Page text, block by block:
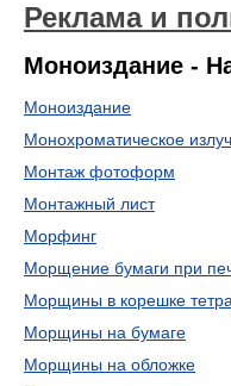
Реклама и
Моноиздание -
Моноиздание
Монохроматическое
Монтаж фотоформ
Монтажный лист
Морфинг
Морщение бумаги при
Морщины в корешке
Морщины на бумаге
Морщины на обложке